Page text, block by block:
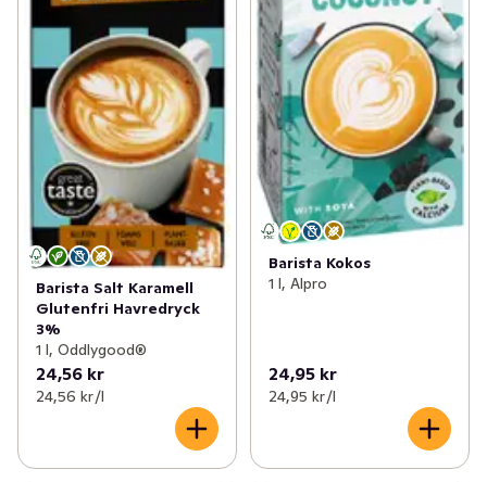
Barista Salt Karamell
Glutenfri Havredryck
3%
1 l, Oddlygood®
24,56 kr
24,56 kr /l
Barista Kokos
1 l, Alpro
24,95 kr
24,95 kr /l